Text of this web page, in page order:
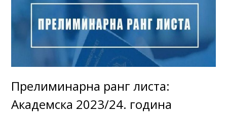
Прелиминарна ранг листа:
Академска 2023/24. година